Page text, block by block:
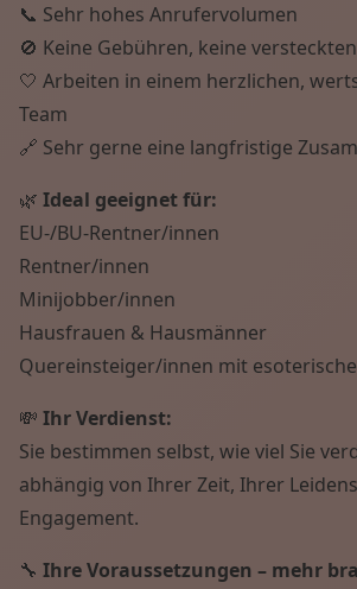
📞 Sehr hohes Anrufervolumen
🚫 Keine Gebühren, keine
🤍 Arbeiten in einem herzlichen,
Team
🔗 Sehr gerne eine langfristige
🌿 Ideal geeignet für:
EU-/BU-Rentner/innen
Rentner/innen
Minijobber/innen
Hausfrauen & Hausmänner
Quereinsteiger/innen mit
💸 Ihr Verdienst:
Sie bestimmen selbst, wie viel Sie
abhängig von Ihrer Zeit, Ihrer
Engagement.
🔧 Ihre Voraussetzungen – mehr